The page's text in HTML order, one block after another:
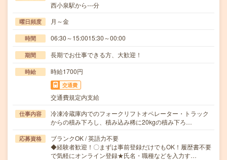
西小泉駅から---分
曜日頻度 月～金
時間 06:30～15:0015:30～00:00
期間 長期でお仕事できる方、大歓迎！
時給 時給1700円
交通費
交通費規定内支給
仕事内容
冷凍冷蔵庫内でのフォークリフトオペレーター・トラック
からの積み下ろし、積み込み稀に20kgの積み下ろ…
応募資格
ブランクOK / 英語力不要
◆経験者歓迎！〇まずは事前登録だけでもOK！履歴書不要
で気軽にオンライン登録★氏名・職種などを入力す…